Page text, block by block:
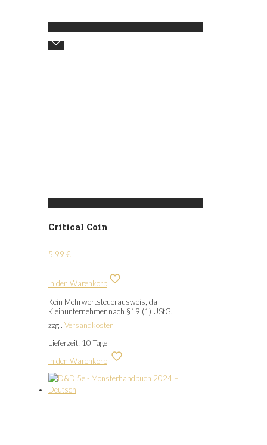
Critical Coin
5,99 €
In den Warenkorb
Kein Mehrwertsteuerausweis, da
Kleinunternehmer nach §19 (1) UStG.
zzgl. Versandkosten
Lieferzeit: 10 Tage
In den Warenkorb